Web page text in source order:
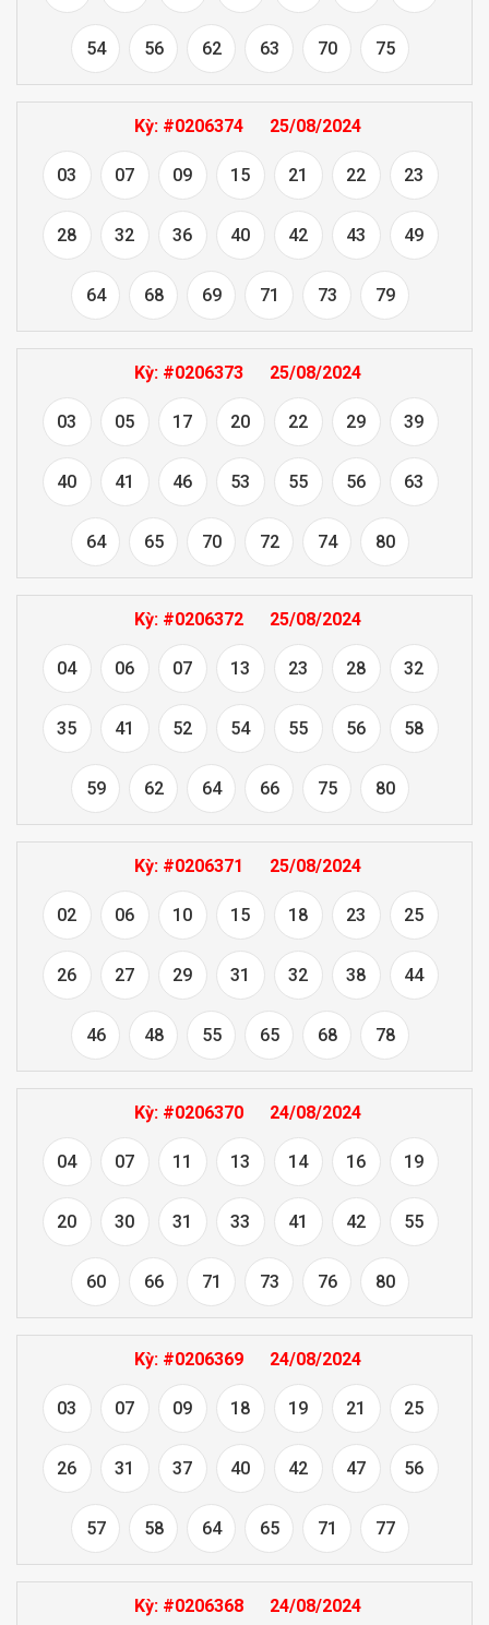
54 56 62 63 70 75
Kỳ: #0206374 25/08/2024
03 07 09 15 21 22 23
28 32 36 40 42 43 49
64 68 69 71 73 79
Kỳ: #0206373 25/08/2024
03 05 17 20 22 29 39
40 41 46 53 55 56 63
64 65 70 72 74 80
Kỳ: #0206372 25/08/2024
04 06 07 13 23 28 32
35 41 52 54 55 56 58
59 62 64 66 75 80
Kỳ: #0206371 25/08/2024
02 06 10 15 18 23 25
26 27 29 31 32 38 44
46 48 55 65 68 78
Kỳ: #0206370 24/08/2024
04 07 11 13 14 16 19
20 30 31 33 41 42 55
60 66 71 73 76 80
Kỳ: #0206369 24/08/2024
03 07 09 18 19 21 25
26 31 37 40 42 47 56
57 58 64 65 71 77
Kỳ: #0206368 24/08/2024